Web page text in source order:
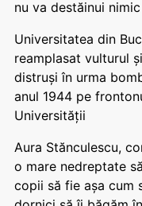
nu va destăinui
Universitatea din
reamplasat vulturul
distruși în urma
anul 1944 pe
Universității
Aura Stănculescu,
o mare nedreptate
copii să fie așa cum